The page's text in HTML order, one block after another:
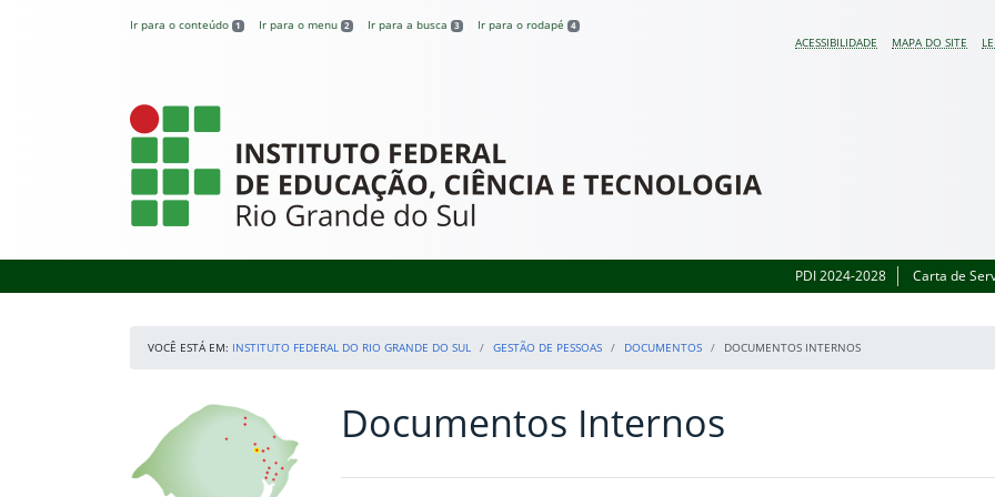
Ir para o conteúdo 1 Ir para o menu 2 Ir para a busca 3 Ir para o rodapé 4
ACESSIBILIDADE MAPA DO SITE
Instituto Federal do Rio Grande do Sul
PDI 2024-2028 Carta de
VOCÊ ESTÁ EM: INSTITUTO FEDERAL DO RIO GRANDE DO SUL GESTÃO DE PESSOAS DOCUMENTOS DOCUMENTOS INTERNOS
Início da navegação
Nossos Campi Início do conteúdo
Documentos Internos